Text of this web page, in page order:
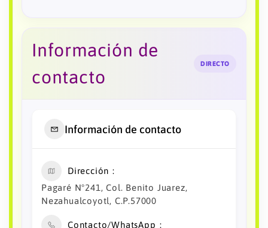
Información de
contacto
DIRECTO
Información de contacto
Dirección
Pagaré N°241, Col. Benito Juarez,
Nezahualcoyotl, C.P.57000
Contacto/WhatsApp